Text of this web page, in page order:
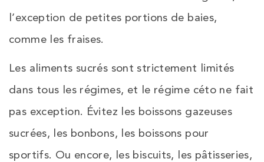
l’exception de petites portions de baies,
comme les fraises.
Les aliments sucrés sont strictement limités
dans tous les régimes, et le régime céto ne fait
pas exception. Évitez les boissons gazeuses
sucrées, les bonbons, les boissons pour
sportifs. Ou encore, les biscuits, les pâtisseries,